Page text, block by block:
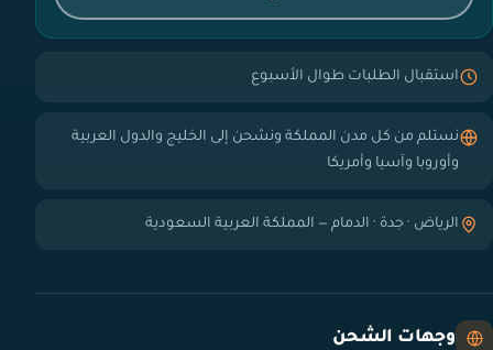
استقبال الطلبات طوال الأسبوع
نستلم من كل مدن المملكة ونشحن إلى الخليج والدول العربية
وأوروبا وآسيا وأمريكا
الرياض · جدة · الدمام — المملكة العربية السعودية
وجهات الشحن